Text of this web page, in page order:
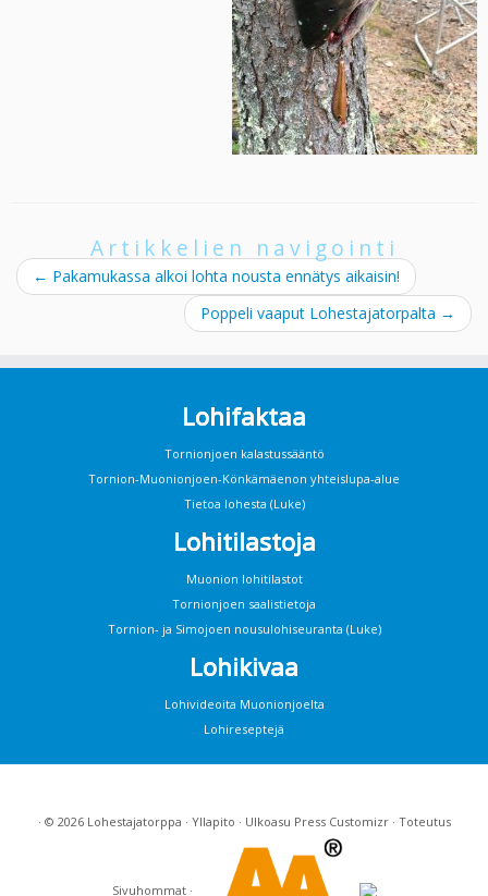
Artikkelien navigointi
← Pakamukassa alkoi lohta nousta ennätys aikaisin!
Poppeli vaaput Lohestajatorpalta →
Lohifaktaa
Tornionjoen kalastussääntö
Tornion-Muonionjoen-Könkämäenon yhteislupa-alue
Tietoa lohesta (Luke)
Lohitilastoja
Muonion lohitilastot
Tornionjoen saalistietoja
Tornion- ja Simojoen nousulohiseuranta (Luke)
Lohikivaa
Lohivideoita Muonionjoelta
Lohireseptejä
· © 2026 Lohestajatorppa · Yllapito · Ulkoasu Press Customizr· Toteutus
Sivuhommat·